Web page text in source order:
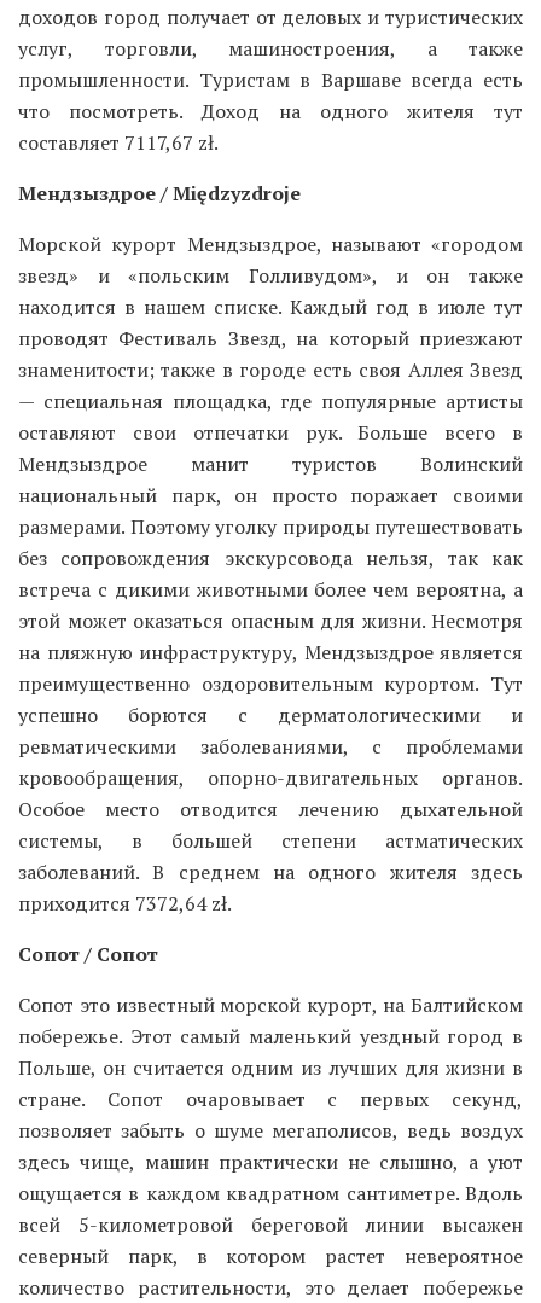
доходов город получает от деловых и туристических
услуг, торговли, машиностроения, а также
промышленности. Туристам в Варшаве всегда есть
что посмотреть. Доход на одного жителя тут
составляет 7117,67 zł.
Мендзыздрое / Międzyzdroje
Морской курорт Мендзыздрое, называют «городом
звезд» и «польским Голливудом», и он также
находится в нашем списке. Каждый год в июле тут
проводят Фестиваль Звезд, на который приезжают
знаменитости; также в городе есть своя Аллея Звезд
— специальная площадка, где популярные артисты
оставляют свои отпечатки рук. Больше всего в
Мендзыздрое манит туристов Волинский
национальный парк, он просто поражает своими
размерами. Поэтому уголку природы путешествовать
без сопровождения экскурсовода нельзя, так как
встреча с дикими животными более чем вероятна, а
этой может оказаться опасным для жизни. Несмотря
на пляжную инфраструктуру, Мендзыздрое является
преимущественно оздоровительным курортом. Тут
успешно борются с дерматологическими и
ревматическими заболеваниями, с проблемами
кровообращения, опорно-двигательных органов.
Особое место отводится лечению дыхательной
системы, в большей степени астматических
заболеваний. В среднем на одного жителя здесь
приходится 7372,64 zł.
Сопот / Сопот
Сопот это известный морской курорт, на Балтийском
побережье. Этот самый маленький уездный город в
Польше, он считается одним из лучших для жизни в
стране. Сопот очаровывает с первых секунд,
позволяет забыть о шуме мегаполисов, ведь воздух
здесь чище, машин практически не слышно, а уют
ощущается в каждом квадратном сантиметре. Вдоль
всей 5-километровой береговой линии высажен
северный парк, в котором растет невероятное
количество растительности, это делает побережье